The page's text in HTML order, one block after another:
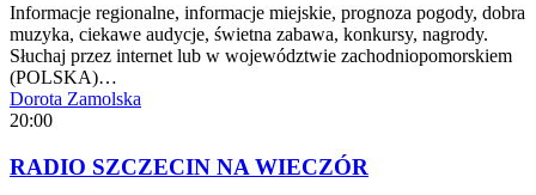
Informacje regionalne, informacje miejskie, prognoza pogody, dobra
muzyka, ciekawe audycje, świetna zabawa, konkursy, nagrody.
Słuchaj przez internet lub w województwie zachodniopomorskiem
(POLSKA)…
Dorota Zamolska
20:00
RADIO SZCZECIN NA WIECZÓR